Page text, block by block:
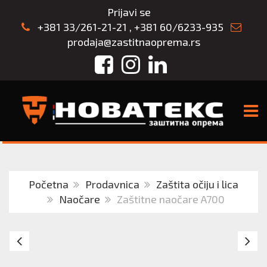
Prijavi se
+381 33/261-21-21 , +381 60/6233-935
prodaja@zastitnaoprema.rs
FacebookInstagram
LinkedIn
Početna Prodavnica
Zaštita očiju i lica
Naočare
Zaštitne naočare A700
PW22